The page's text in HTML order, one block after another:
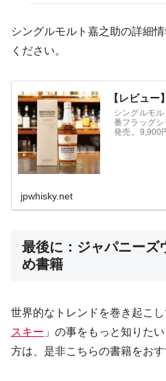
シングルモルト嘉之助の詳細
ください。
【レビュ
シングルモ
番フラッグ
発売。9,900
jpwhisky.net
最後に：ジャパニーズ
め書籍
世界的なトレンドを巻き起こし
スキー 」の事をもっと知りた
方は、是非こちらの書籍をおす